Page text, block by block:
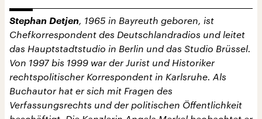
Stephan Detjen, 1965 in Bayreuth geboren, ist
Chefkorrespondent des Deutschlandradios und leitet
das Hauptstadtstudio in Berlin und das Studio Brüssel.
Von 1997 bis 1999 war der Jurist und Historiker
rechtspolitischer Korrespondent in Karlsruhe. Als
Buchautor hat er sich mit Fragen des
Verfassungsrechts und der politischen Öffentlichkeit